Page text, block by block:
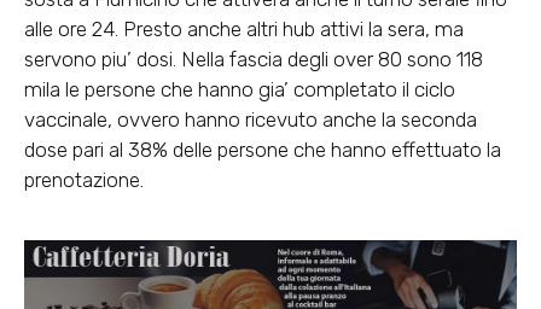
alle ore 24. Presto anche altri hub attivi la sera, ma
servono piu’ dosi. Nella fascia degli over 80 sono 118
mila le persone che hanno gia’ completato il ciclo
vaccinale, ovvero hanno ricevuto anche la seconda
dose pari al 38% delle persone che hanno effettuato la
prenotazione.